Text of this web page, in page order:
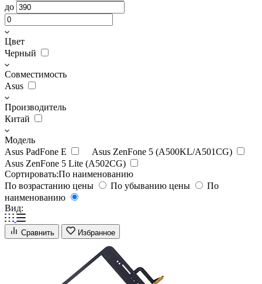
до
Цвет
Черный
Совместимость
Asus
Производитель
Китай
Модель
Asus PadFone E
Asus ZenFone 5 (A500KL/A501CG)
Asus ZenFone 5 Lite (A502CG)
Сортировать:По наименованию
По возрастанию цены
По убыванию цены
По
наименованию
Вид:
Сравнить Избранное